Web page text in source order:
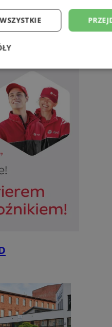
Wydajność
Niesklasyfikowane
korzystanie z podstawowych
i zarządzanie kontem. Bez
sosnowiecki.pl
sosnowiecki.pl